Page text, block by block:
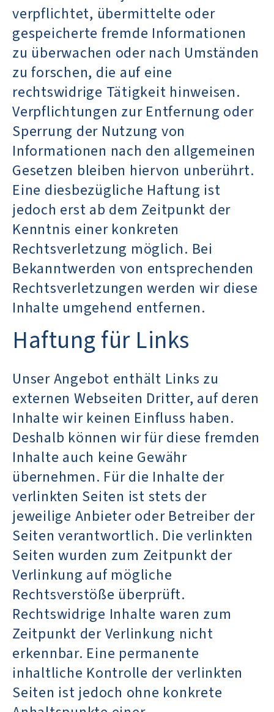
verpflichtet, übermittelte oder
gespeicherte fremde Informationen
zu überwachen oder nach Umständen
zu forschen, die auf eine
rechtswidrige Tätigkeit hinweisen.
Verpflichtungen zur Entfernung oder
Sperrung der Nutzung von
Informationen nach den allgemeinen
Gesetzen bleiben hiervon unberührt.
Eine diesbezügliche Haftung ist
jedoch erst ab dem Zeitpunkt der
Kenntnis einer konkreten
Rechtsverletzung möglich. Bei
Bekanntwerden von entsprechenden
Rechtsverletzungen werden wir diese
Inhalte umgehend entfernen.
Haftung für Links
Unser Angebot enthält Links zu
externen Webseiten Dritter, auf deren
Inhalte wir keinen Einfluss haben.
Deshalb können wir für diese fremden
Inhalte auch keine Gewähr
übernehmen. Für die Inhalte der
verlinkten Seiten ist stets der
jeweilige Anbieter oder Betreiber der
Seiten verantwortlich. Die verlinkten
Seiten wurden zum Zeitpunkt der
Verlinkung auf mögliche
Rechtsverstöße überprüft.
Rechtswidrige Inhalte waren zum
Zeitpunkt der Verlinkung nicht
erkennbar. Eine permanente
inhaltliche Kontrolle der verlinkten
Seiten ist jedoch ohne konkrete